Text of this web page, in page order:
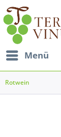
Menü
Rotwein